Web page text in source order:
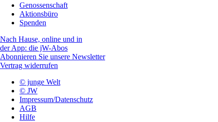
Genossenschaft
Aktionsbüro
Spenden
Nach Hause, online und in
der App: die jW-Abos
Abonnieren Sie unsere Newsletter
Vertrag widerrufen
© junge Welt
© JW
Impressum/Datenschutz
AGB
Hilfe